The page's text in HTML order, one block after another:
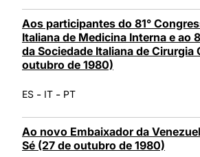
Aos participantes do 81°
Italiana de Medicina Interna e ao
da Sociedade Italiana de Cirurgia
outubro de 1980)
ES - IT - PT
Ao novo Embaixador da
Sé (27 de outubro de 1980)